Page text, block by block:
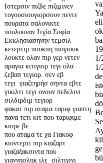
Ιστερσιν πιζδε πιζιμινεν
τογουσιουγιορσουν πεντε
πουρατα σαλονικτε
πουλουναν Ιτγία Σοφία
Εκκλησιασηνην τεμσιλ
κετερτιμ πουκπη πιογιουκ
λουκτε ολαν πιρ γερ νετεν
αραγια κιτιγιορ τεγι ολα
ζεβαπ τεγιορ. σεν εβ
τεγι γιαζτηρήσ σηντα εβτε
γικιλτι τεγι ονουν πεδελινι
σιλδιρδιμ τεγιορ
φακατ πιρ αταμα ταριφ γιαπτη
πανα τετι κιτ που ταριφιμε
κιορε βε
που αταμα τε χα Γιακοφ
κιοντερτι πιρ κιαζαρτ
γιαζαξακσιντα που
γιαννησληκ ιλε σιλτιγινι
1/
1/